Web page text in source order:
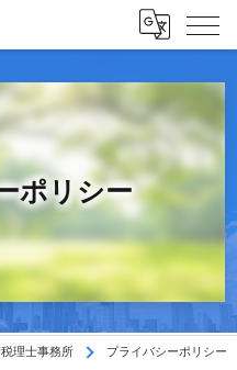
ポリシー
理士事務所 プライバシーポリシー